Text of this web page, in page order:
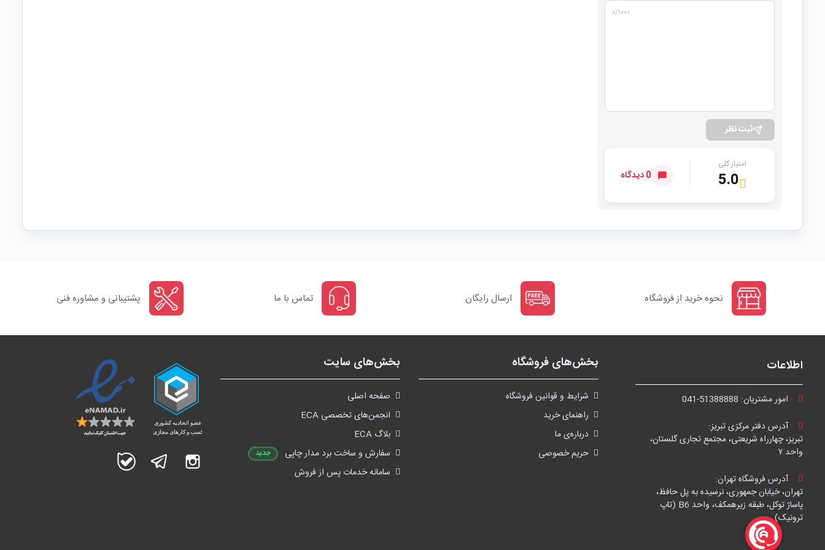
۰/۱۰۰۰
ثبت نظر
امتیاز کلی
5.0 0 دیدگاه
نحوه خرید از فروشگاه ارسال رایگان تماس با ما پشتیبانی و مشاوره فنی
اطلاعات
امور مشتریان: 041-51388888
آدرس دفتر مرکزی تبریز:
تبریز، چهارراه شریعتی، مجتمع تجاری گلستان،
واحد ۷
آدرس فروشگاه تهران:
تهران، خیابان جمهوری، نرسیده به پل حافظ،
پاساژ توکل، طبقه زیرهمکف، واحد B6 (تاپ
ترونیک)
بخش‌های فروشگاه
شرايط و قوانین فروشگاه
راهنمای خرید
درباره‌ی ما
حریم خصوصی
بخش‌های سایت
صفحه اصلی
انجمن‌های تخصصی ECA
بلاگ ECA
سفارش و ساخت برد مدار چاپی
جدید
سامانه خدمات پس از فروش
اینستاگرام تلگرام